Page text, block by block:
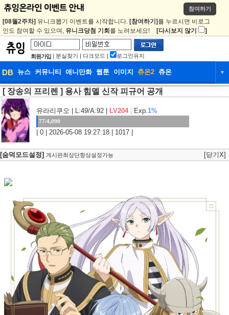
참여하기
[08월2주차] 유니크뽑기 이벤트를 시작합니다. [참여하기] 를 누르시면 비로그
인도 참여할 수 있으며, 유니크당첨 기회 를 노려보세요! [다시보지 않기 ]
회원가입 | 분실찾기 | 다크모드 | 로그인유지
DB 뉴스 커뮤니티 애니만화 웹툰 이미지 츄온2 츄온 ▼
DB 뉴스 커뮤니티
웹툰 이미지 츄온2
[ 장송의 프리렌 ] 용사 힘멜 신작 피규어 공개
유라리쿠오 | L:49/A:92 | LV204 Exp.1%
77/4,090
| 0 | 2026-05-08 19:27:18 | 1017 |
[숨덕모드설정] 게시판최상단항상설정가능 [닫기X]